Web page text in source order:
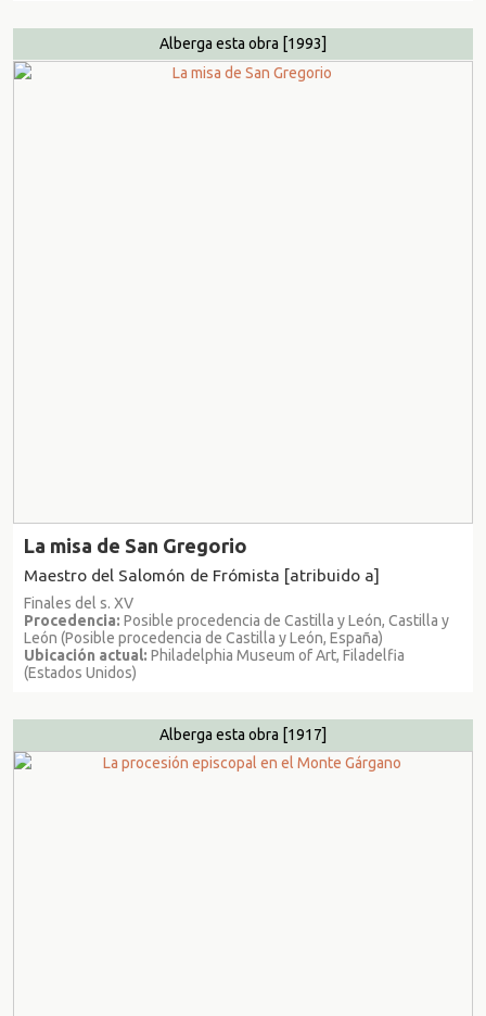
Alberga esta obra [1993]
La misa de San Gregorio
Maestro del Salomón de Frómista [atribuido a]
Finales del s. XV
Procedencia: Posible procedencia de Castilla y León, Castilla y
León (Posible procedencia de Castilla y León, España)
Ubicación actual: Philadelphia Museum of Art, Filadelfia
(Estados Unidos)
Alberga esta obra [1917]